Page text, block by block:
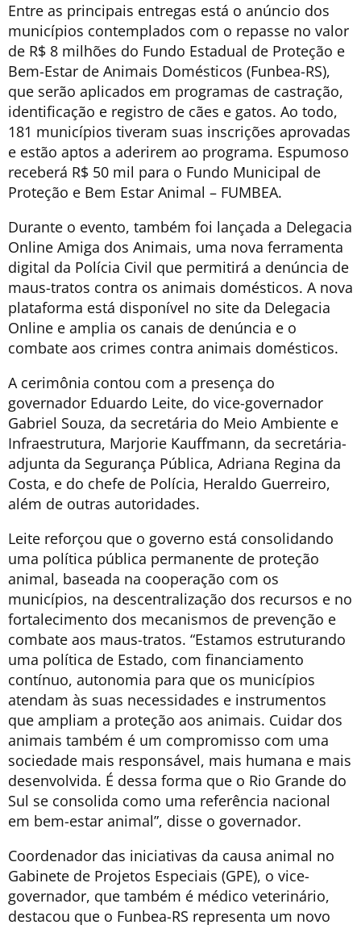
Entre as principais entregas está o anúncio dos
municípios contemplados com o repasse no valor
de R$ 8 milhões do Fundo Estadual de Proteção e
Bem-Estar de Animais Domésticos (Funbea-RS),
que serão aplicados em programas de castração,
identificação e registro de cães e gatos. Ao todo,
181 municípios tiveram suas inscrições aprovadas
e estão aptos a aderirem ao programa. Espumoso
receberá R$ 50 mil para o Fundo Municipal de
Proteção e Bem Estar Animal – FUMBEA.
Durante o evento, também foi lançada a Delegacia
Online Amiga dos Animais, uma nova ferramenta
digital da Polícia Civil que permitirá a denúncia de
maus-tratos contra os animais domésticos. A nova
plataforma está disponível no site da Delegacia
Online e amplia os canais de denúncia e o
combate aos crimes contra animais domésticos.
A cerimônia contou com a presença do
governador Eduardo Leite, do vice-governador
Gabriel Souza, da secretária do Meio Ambiente e
Infraestrutura, Marjorie Kauffmann, da secretária-
adjunta da Segurança Pública, Adriana Regina da
Costa, e do chefe de Polícia, Heraldo Guerreiro,
além de outras autoridades.
Leite reforçou que o governo está consolidando
uma política pública permanente de proteção
animal, baseada na cooperação com os
municípios, na descentralização dos recursos e no
fortalecimento dos mecanismos de prevenção e
combate aos maus-tratos. “Estamos estruturando
uma política de Estado, com financiamento
contínuo, autonomia para que os municípios
atendam às suas necessidades e instrumentos
que ampliam a proteção aos animais. Cuidar dos
animais também é um compromisso com uma
sociedade mais responsável, mais humana e mais
desenvolvida. É dessa forma que o Rio Grande do
Sul se consolida como uma referência nacional
em bem-estar animal”, disse o governador.
Coordenador das iniciativas da causa animal no
Gabinete de Projetos Especiais (GPE), o vice-
governador, que também é médico veterinário,
destacou que o Funbea-RS representa um novo